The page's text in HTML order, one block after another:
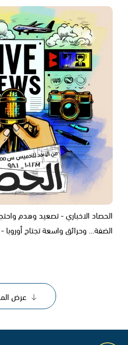
الحصاد الاخباري - تصعيد وهدم
الضفة… وحرائق واسعة تجتاح أوروبا - 28.07.2026
عرض